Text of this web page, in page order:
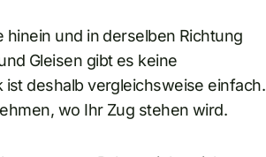
hinein und in derselben Richtung
Gleisen gibt es keine
ist deshalb vergleichsweise einfach.
wo Ihr Zug stehen wird.